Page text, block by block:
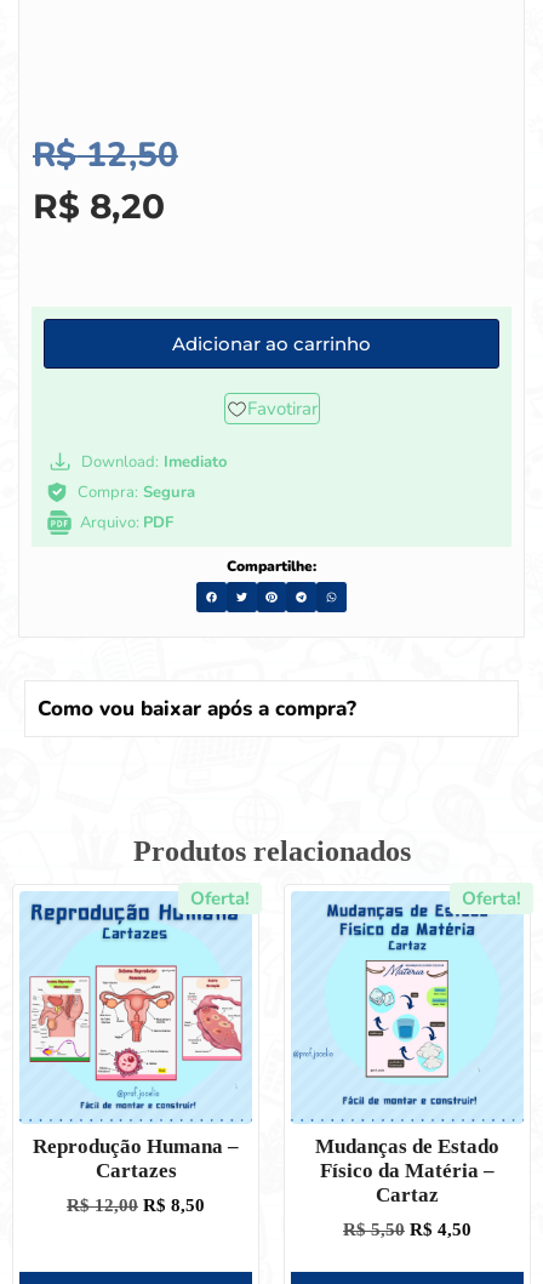
R$12,50
R$ 8,20
Adicionar ao carrinho
Favotirar
Download: Imediato
Compra: Segura
Arquivo: PDF
Compartilhe:
Como vou baixar após a compra?
Produtos relacionados
Oferta!
Reprodução Humana –
Cartazes
R$12,00 R$ 8,50
Oferta!
Mudanças de Estado
Físico da Matéria –
Cartaz
R$5,50 R$ 4,50